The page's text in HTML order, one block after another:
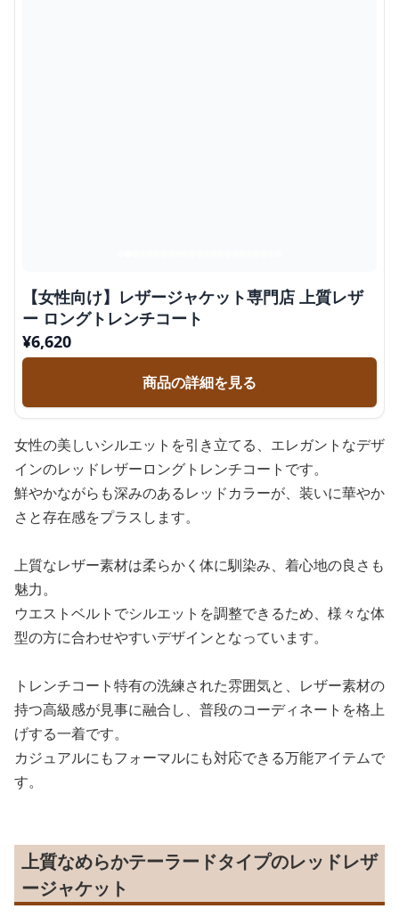
【女性向け】レザージャケット専門店 上質レザ
ー ロングトレンチコート
¥6,620
商品の詳細を見る
女性の美しいシルエットを引き立てる、エレガントなデザ
インのレッドレザーロングトレンチコートです。
鮮やかながらも深みのあるレッドカラーが、装いに華やか
さと存在感をプラスします。
上質なレザー素材は柔らかく体に馴染み、着心地の良さも
魅力。
ウエストベルトでシルエットを調整できるため、様々な体
型の方に合わせやすいデザインとなっています。
トレンチコート特有の洗練された雰囲気と、レザー素材の
持つ高級感が見事に融合し、普段のコーディネートを格上
げする一着です。
カジュアルにもフォーマルにも対応できる万能アイテムで
す。
上質なめらかテーラードタイプのレッドレザ
ージャケット